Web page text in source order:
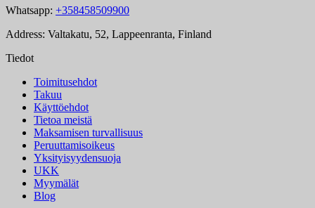
Whatsapp: +358458509900
Address: Valtakatu, 52, Lappeenranta, Finland
Tiedot
Toimitusehdot
Takuu
Käyttöehdot
Tietoa meistä
Maksamisen turvallisuus
Peruuttamisoikeus
Yksityisyydensuoja
UKK
Myymälät
Blog